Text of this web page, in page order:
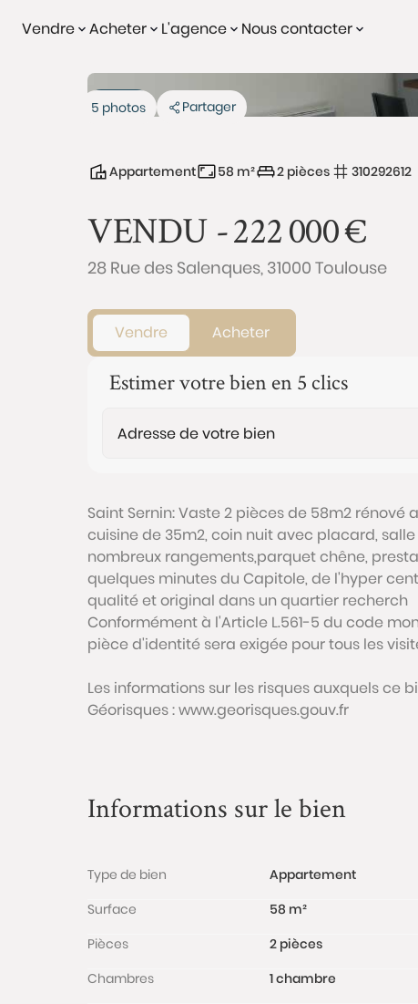
Vendre Acheter L'agence Nous contacter
Vendu
5 photos Partager
Appartement 58 m² 2 pièces 310292612
VENDU -222 000€
28 Rue des Salenques, 31000 Toulouse
Vendre Acheter
Estimer votre bien en 5 clics
Saint Sernin: Vaste 2 pièces de 58m2
cuisine de 35m2, coin nuit avec placard,
nombreux rangements,parquet chêne,
quelques minutes du Capitole, de l'hyper
qualité et original dans un quartier recherch
Conformément à l'Article L.561-5 du code
pièce d'identité sera exigée pour tous les
Les informations sur les risques auxquels ce
Géorisques : www.georisques.gouv.fr
Informations sur le bien
Type de bien
Appartement
Surface
58 m²
Pièces
2 pièces
Chambres
1 chambre